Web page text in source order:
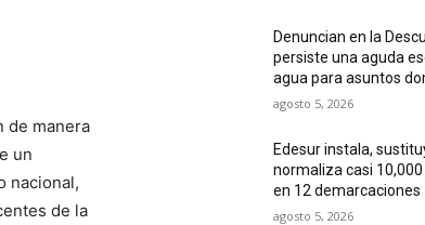
de manera
un
nacional,
de la
Denuncian en la
persiste una aguda
agua para asuntos
agosto 5, 2026
Edesur instala,
normaliza casi
en 12 demarcaciones
agosto 5, 2026